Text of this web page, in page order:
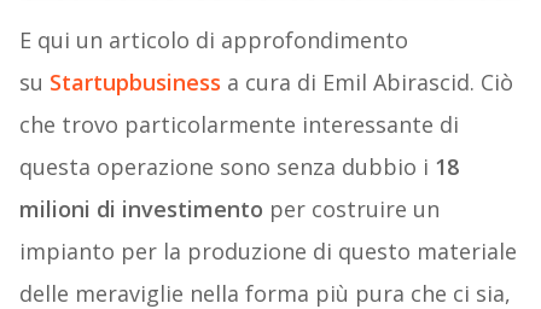
E qui un articolo di approfondimento
su Startupbusiness a cura di Emil Abirascid. Ciò
che trovo particolarmente interessante di
questa operazione sono senza dubbio i 18
milioni di investimento per costruire un
impianto per la produzione di questo materiale
delle meraviglie nella forma più pura che ci sia,